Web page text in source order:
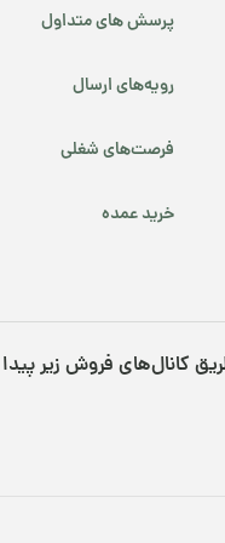
پرسش های متداول
رویه‌های ارسال
فرصت‌های شغلی
خرید عمده
کانال‌های فروش زیر